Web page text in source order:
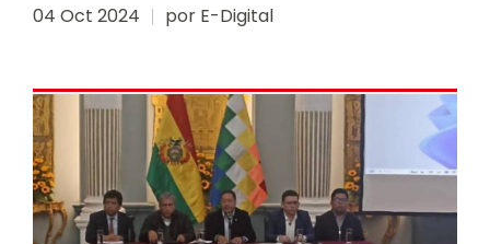
04 Oct 2024 por E-Digital